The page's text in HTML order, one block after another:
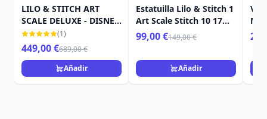
LILO & STITCH ART
SCALE DELUXE - DISNEY
LILO & STITCH
(1)
449,00 €689,00 €
Añadir
Estatuilla Lilo & Stitch 1
Art Scale Stitch 10 17
cm
99,00 €149,00 €
Añadir